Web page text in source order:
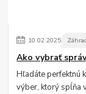
10.02.2025
Ako vybrať
Hľadáte perfektnú
výber, ktorý spĺňa